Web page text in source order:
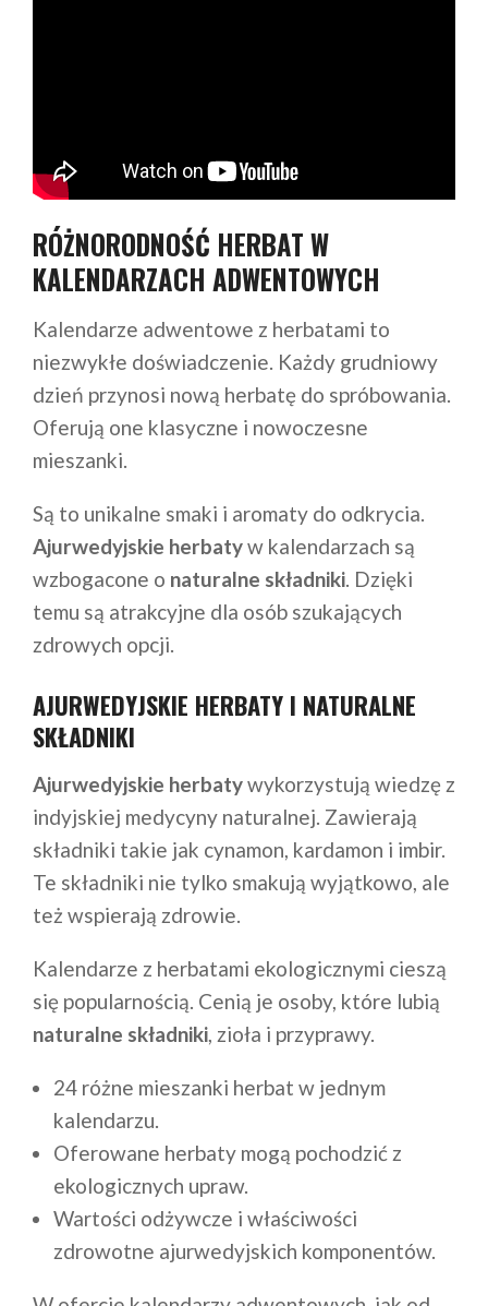
RÓŻNORODNOŚĆ HERBAT W
KALENDARZACH ADWENTOWYCH
Kalendarze adwentowe z herbatami to
niezwykłe doświadczenie. Każdy grudniowy
dzień przynosi nową herbatę do spróbowania.
Oferują one klasyczne i nowoczesne
mieszanki.
Są to unikalne smaki i aromaty do odkrycia.
Ajurwedyjskie herbatyw kalendarzach są
wzbogacone o naturalne składniki. Dzięki
temu są atrakcyjne dla osób szukających
zdrowych opcji.
AJURWEDYJSKIE HERBATY I NATURALNE
SKŁADNIKI
Ajurwedyjskie herbatywykorzystują wiedzę z
indyjskiej medycyny naturalnej. Zawierają
składniki takie jak cynamon, kardamon i imbir.
Te składniki nie tylko smakują wyjątkowo, ale
też wspierają zdrowie.
Kalendarze z herbatami ekologicznymi cieszą
się popularnością. Cenią je osoby, które lubią
naturalne składniki, zioła i przyprawy.
24 różne mieszanki herbat w jednym
kalendarzu.
Oferowane herbaty mogą pochodzić z
ekologicznych upraw.
Wartości odżywcze i właściwości
zdrowotne ajurwedyjskich komponentów.